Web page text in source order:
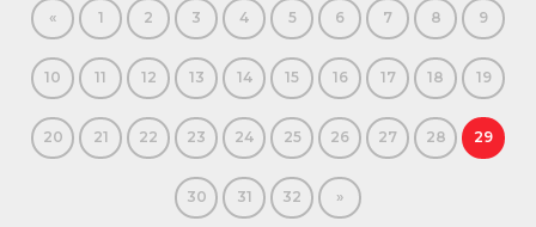
« 1 2 3 4 5 6 7 8 9
10 11 12 13 14 15 16 17 18 19
20 21 22 23 24 25 26 27 28 29
30 31 32 »